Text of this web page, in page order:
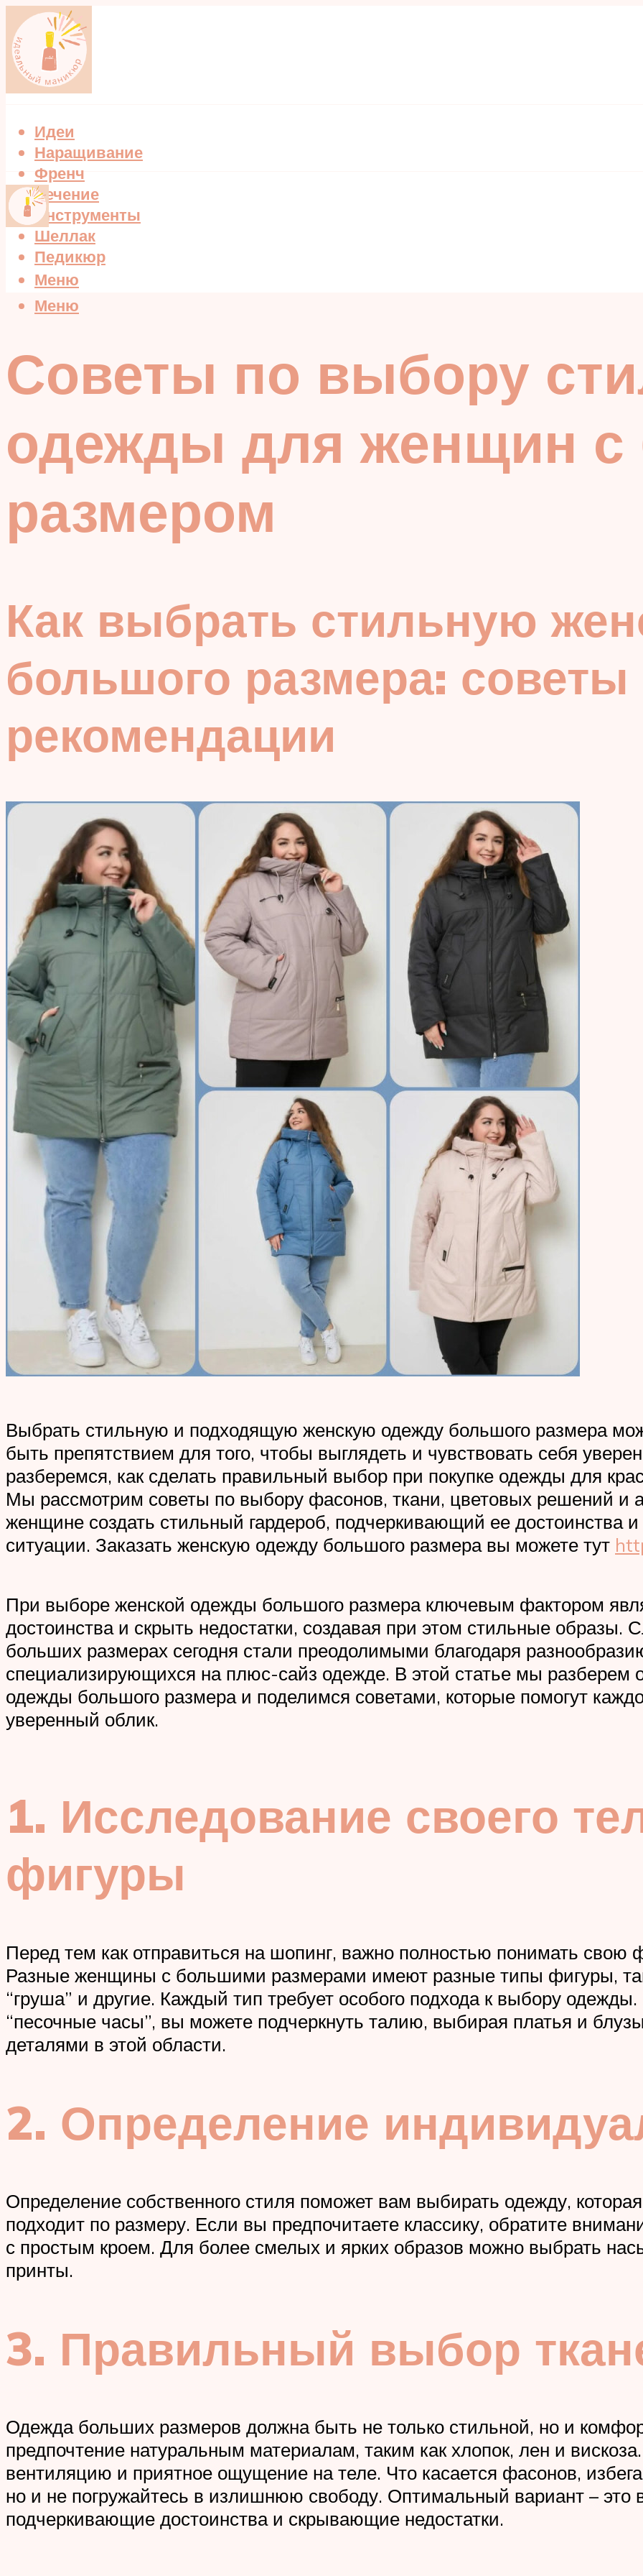
Идеи
Наращивание
Френч
Лечение
Инструменты
Шеллак
Педикюр
Меню
Меню
Советы по выбору
одежды для женщин
размером
Как выбрать стильную
большого размера: советы
рекомендации
Выбрать стильную и подходящую женскую одежду большого размера
быть препятствием для того, чтобы выглядеть и чувствовать себя
разберемся, как сделать правильный выбор при покупке одежды для
Мы рассмотрим советы по выбору фасонов, ткани, цветовых решений и
женщине создать стильный гардероб, подчеркивающий ее достоинства
ситуации. Заказать женскую одежду большого размера вы можете тут
При выборе женской одежды большого размера ключевым фактором
достоинства и скрыть недостатки, создавая при этом стильные
больших размерах сегодня стали преодолимыми благодаря
специализирующихся на плюс-сайз одежде. В этой статье мы разберем
одежды большого размера и поделимся советами, которые помогут
уверенный облик.
1. Исследование своего
фигуры
Перед тем как отправиться на шопинг, важно полностью понимать свою
Разные женщины с большими размерами имеют разные типы фигуры,
“груша” и другие. Каждый тип требует особого подхода к выбору
“песочные часы”, вы можете подчеркнуть талию, выбирая платья и
деталями в этой области.
2. Определение
Определение собственного стиля поможет вам выбирать одежду,
подходит по размеру. Если вы предпочитаете классику, обратите
с простым кроем. Для более смелых и ярких образов можно выбрать
принты.
3. Правильный выбор
Одежда больших размеров должна быть не только стильной, но и
предпочтение натуральным материалам, таким как хлопок, лен и
вентиляцию и приятное ощущение на теле. Что касается фасонов,
но и не погружайтесь в излишнюю свободу. Оптимальный вариант – это
подчеркивающие достоинства и скрывающие недостатки.